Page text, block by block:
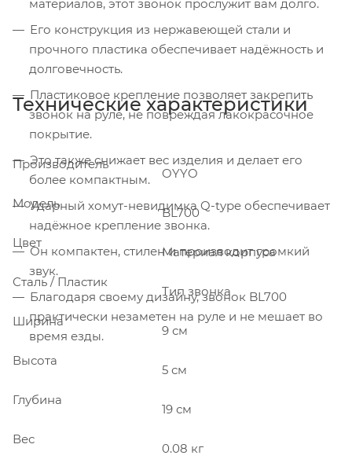
материалов, этот звонок прослужит вам долго.
Его конструкция из нержавеющей стали и
прочного пластика обеспечивает надёжность и
долговечность.
Пластиковое крепление позволяет закрепить
звонок на руле, не повреждая лакокрасочное
покрытие.
Это также снижает вес изделия и делает его
более компактным.
Ударный хомут-невидимка Q-type обеспечивает
надёжное крепление звонка.
Он компактен, стилен и производит громкий
звук.
Благодаря своему дизайну, звонок BL700
практически незаметен на руле и не мешает во
время езды.
Технические характеристики
Производитель
OYYO
Модель
BL700
Цвет
Материал корпуса
Сталь / Пластик
Тип звонка
Ширина
9 см
Высота
5 см
Глубина
19 см
Вес
0.08 кг